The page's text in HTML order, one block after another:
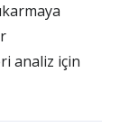
analiz için